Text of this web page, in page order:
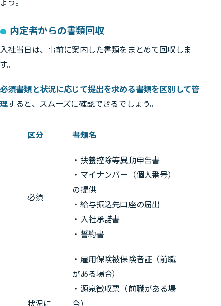
内定者からの書類回収
入社当日は、事前に案内した書類をまとめて回収しま
す。
必須書類と状況に応じて提出を求める書類を区別して管
理すると、スムーズに確認できるでしょう。
区分 書類名
必須
・扶養控除等異動申告書
・マイナンバー（個人番号）
の提供
・給与振込先口座の届出
・入社承諾書
・誓約書
状況に
・雇用保険被保険者証（前職
がある場合）
・源泉徴収票（前職がある場
合）